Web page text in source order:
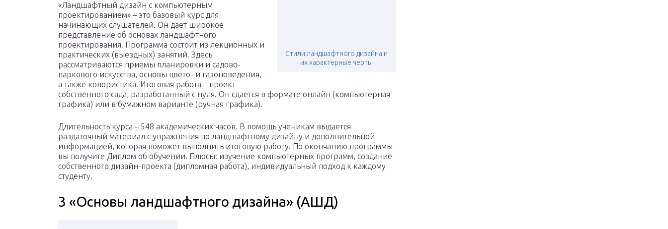
Стили ландшафтного дизайна и
их характерные черты
«Ландшафтный дизайн с компьютерным
проектированием» – это базовый курс для
начинающих слушателей. Он дает широкое
представление об основах ландшафтного
проектирования. Программа состоит из лекционных и
практических (выездных) занятий. Здесь
рассматриваются приемы планировки и садово-
паркового искусства, основы цвето- и газоноведения,
а также колористика. Итоговая работа – проект
собственного сада, разработанный с нуля. Он сдается в формате онлайн (компьютерная
графика) или в бумажном варианте (ручная графика).
Длительность курса – 548 академических часов. В помощь ученикам выдается
раздаточный материал с упражнения по ландшафтному дизайну и дополнительной
информацией, которая поможет выполнить итоговую работу. По окончанию программы
вы получите Диплом об обучении. Плюсы: изучение компьютерных программ, создание
собственного дизайн-проекта (дипломная работа), индивидуальный подход к каждому
студенту.
3 «Основы ландшафтного дизайна» (АШД)